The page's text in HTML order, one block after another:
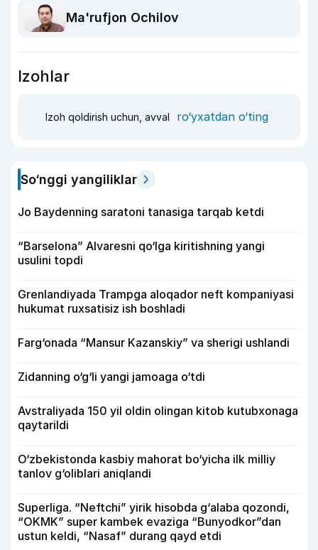
Ma'rufjon Ochilov
Izohlar
Izoh qoldirish uchun, avval ro‘yxatdan o‘ting
So‘nggi yangiliklar
Jo Baydenning saratoni tanasiga tarqab ketdi
“Barselona” Alvaresni qo‘lga kiritishning yangi
usulini topdi
Grenlandiyada Trampga aloqador neft kompaniyasi
hukumat ruxsatisiz ish boshladi
Farg‘onada “Mansur Kazanskiy” va sherigi ushlandi
Zidanning o‘g‘li yangi jamoaga o‘tdi
Avstraliyada 150 yil oldin olingan kitob kutubxonaga
qaytarildi
O‘zbekistonda kasbiy mahorat bo‘yicha ilk milliy
tanlov g‘oliblari aniqlandi
Superliga. “Neftchi” yirik hisobda g‘alaba qozondi,
“OKMK” super kambek evaziga “Bunyodkor”dan
ustun keldi, “Nasaf” durang qayd etdi